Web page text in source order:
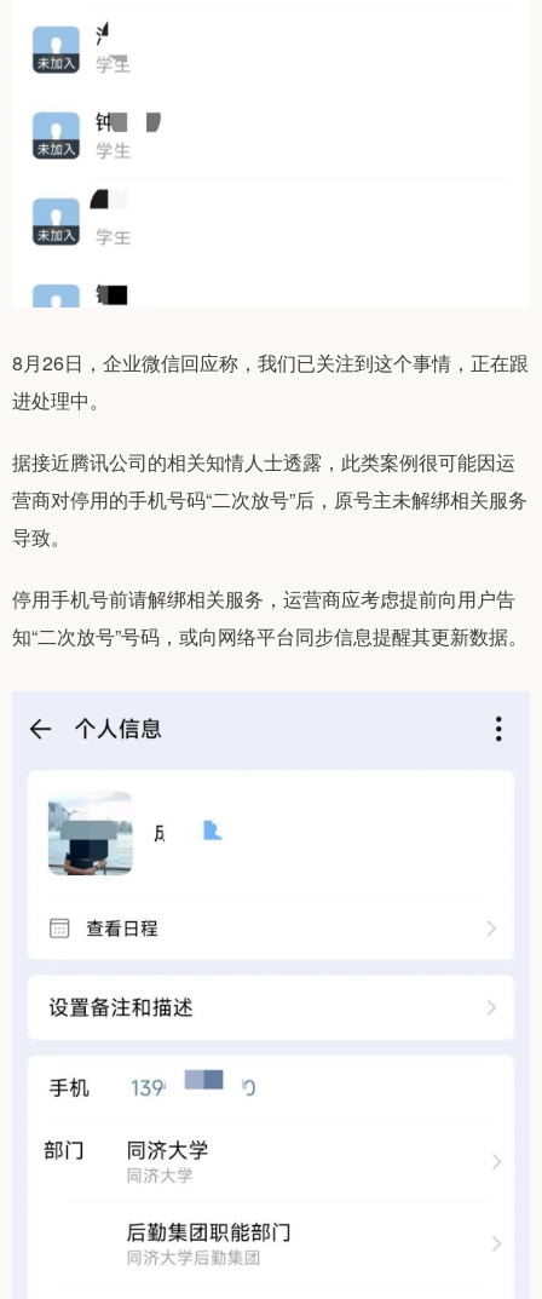
8月26日，企业微信回应称，我们已关注到这个事情，正在跟
进处理中。
据接近腾讯公司的相关知情人士透露，此类案例很可能因运
营商对停用的手机号码“二次放号”后，原号主未解绑相关服务
导致。
停用手机号前请解绑相关服务，运营商应考虑提前向用户告
知“二次放号”号码，或向网络平台同步信息提醒其更新数据。